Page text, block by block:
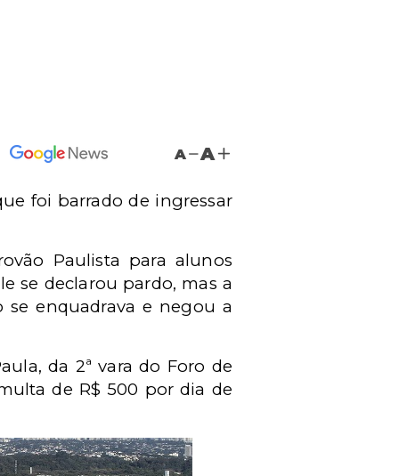
A A
foi barrado de ingressar
Paulista para alunos
se declarou pardo, mas a
se enquadrava e negou a
da 2ª vara do Foro de
de R$ 500 por dia de